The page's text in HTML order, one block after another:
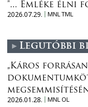
"... Emléke élni
2026.07.29.
MNL TML
Legutóbbi
„Káros
2026.01.28.
MNL OL